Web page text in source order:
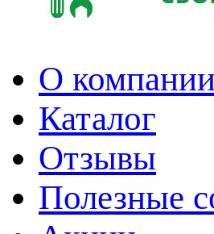
О компании
Каталог
Отзывы
Полезные